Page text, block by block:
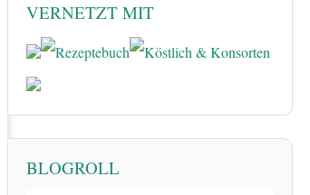
VERNETZT MIT
BLOGROLL